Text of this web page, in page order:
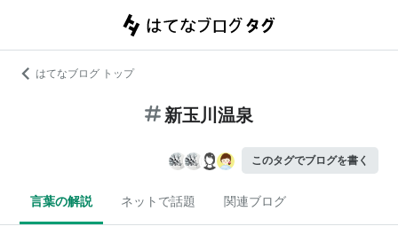
はてなブログ トップ
新玉川温泉
このタグでブログを書く
言葉の解説 ネットで話題 関連ブログ